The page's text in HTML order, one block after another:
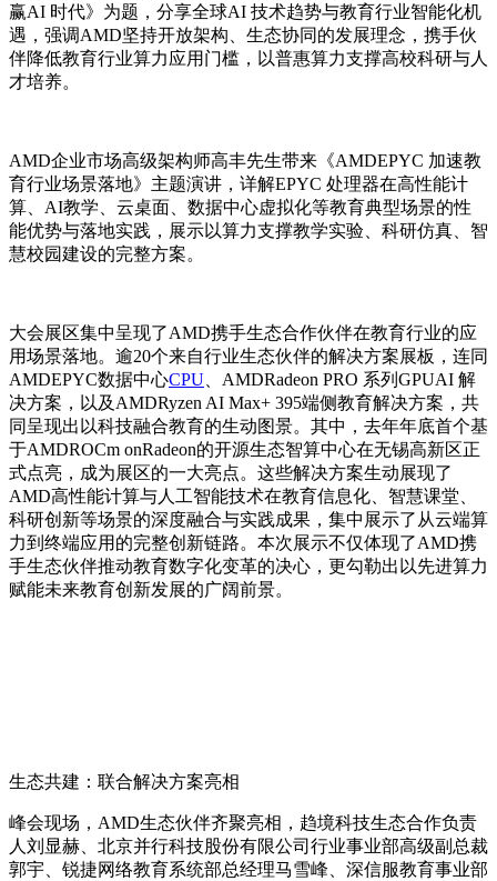
赢AI 时代》为题，分享全球AI 技术趋势与教育行业智能化机
遇，强调AMD坚持开放架构、生态协同的发展理念，携手伙
伴降低教育行业算力应用门槛，以普惠算力支撑高校科研与人
才培养。
AMD企业市场高级架构师高丰先生带来《AMDEPYC 加速教
育行业场景落地》主题演讲，详解EPYC 处理器在高性能计
算、AI教学、云桌面、数据中心虚拟化等教育典型场景的性
能优势与落地实践，展示以算力支撑教学实验、科研仿真、智
慧校园建设的完整方案。
大会展区集中呈现了AMD携手生态合作伙伴在教育行业的应
用场景落地。逾20个来自行业生态伙伴的解决方案展板，连同
AMDEPYC数据中心CPU 、AMDRadeon PRO 系列GPUAI 解
决方案，以及AMDRyzen AI Max+ 395端侧教育解决方案，共
同呈现出以科技融合教育的生动图景。其中，去年年底首个基
于AMDROCm onRadeon的开源生态智算中心在无锡高新区正
式点亮，成为展区的一大亮点。这些解决方案生动展现了
AMD高性能计算与人工智能技术在教育信息化、智慧课堂、
科研创新等场景的深度融合与实践成果，集中展示了从云端算
力到终端应用的完整创新链路。本次展示不仅体现了AMD携
手生态伙伴推动教育数字化变革的决心，更勾勒出以先进算力
赋能未来教育创新发展的广阔前景。
生态共建：联合解决方案亮相
峰会现场，AMD生态伙伴齐聚亮相，趋境科技生态合作负责
人刘显赫、北京并行科技股份有限公司行业事业部高级副总裁
郭宇、锐捷网络教育系统部总经理马雪峰、深信服教育事业部